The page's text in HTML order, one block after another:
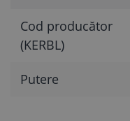
Cod producător
(KERBL)
Putere